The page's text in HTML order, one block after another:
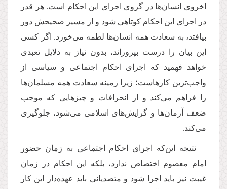
اخروی انسان‌ها در گروی اجرای این احکام‌ است. هر قدر
در اجرای این احکام کوتاهی شود و از مسیر صحیحش دور
بیافتد، به سعادت همه انسان‌ها لطمه می‌خورد. اگر کسی
این بیان را درست بپروراند، بدون نیاز به دلایل تعبدی
خواهد فهمید که اجرای احکام اجتماعی و سیاسی از
واجب‌ترین کارهاست؛ زیرا زمینه سعادت همه مسلمان‌ها
را فراهم می‌کند و از انحرافات و چیزهایی که موجب
ضعف آرمان‌ها و گرایش‌های اسلامی می‌شود، جلوگیری
می‌‌کند.
نتیجه این‌که اجرای احکام اجتماعی به زمان حضور
امام معصوم اختصاص ندارد، بلکه این احکام در زمان
غیبت نیز باید اجرا شود و متصدیانی باید عهده‌دار این کار